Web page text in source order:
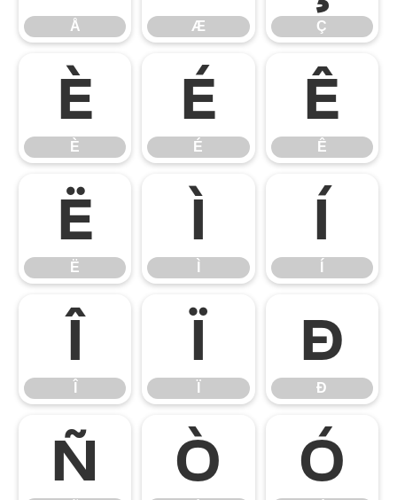
Å Æ Ç
È
È
É
É
Ê
Ê
Ë
Ë
Ð
Ð
Ñ Ò Ó